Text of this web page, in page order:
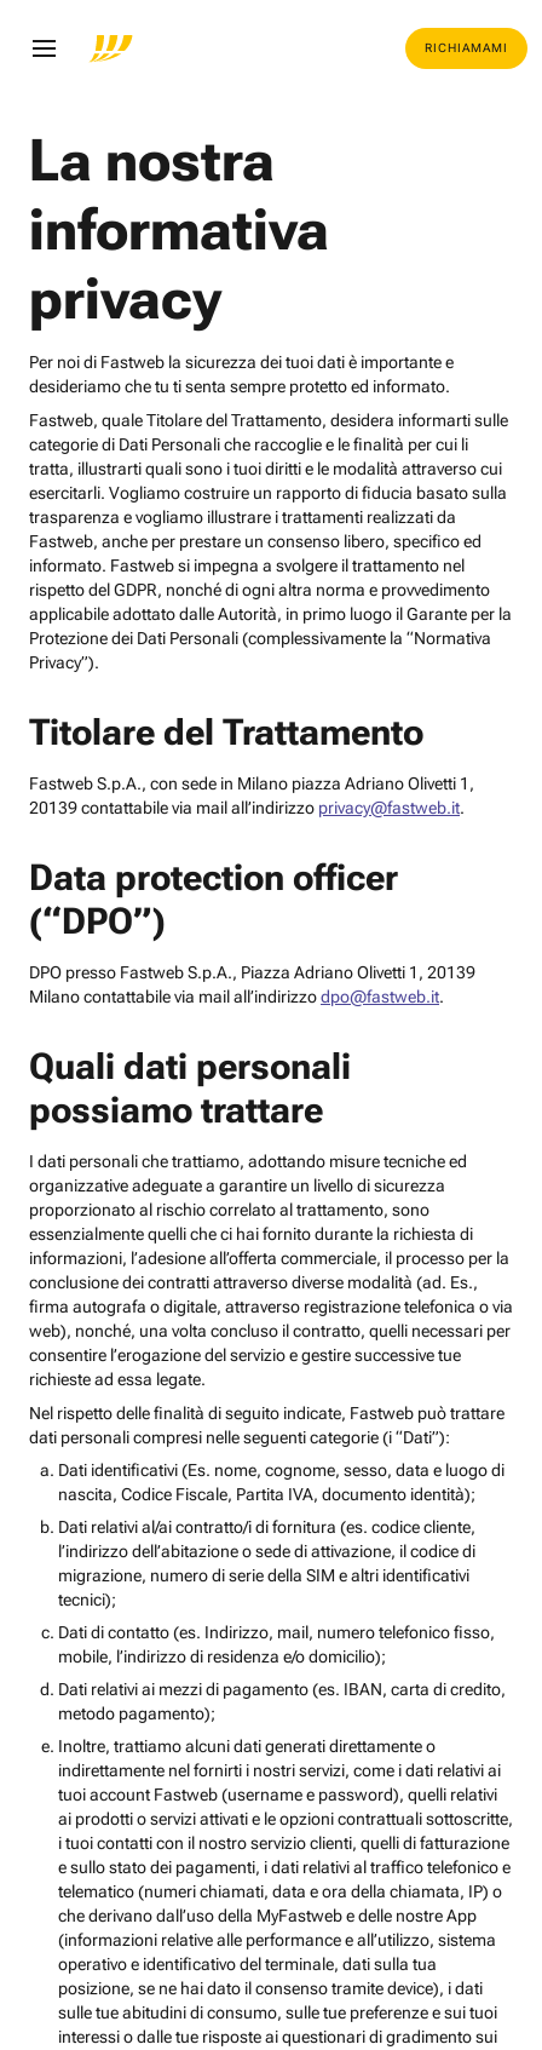
RICHIAMAMI
La nostra
informativa
privacy
Per noi di Fastweb la sicurezza dei tuoi dati è importante e
desideriamo che tu ti senta sempre protetto ed informato.
Fastweb, quale Titolare del Trattamento, desidera informarti sulle
categorie di Dati Personali che raccoglie e le finalità per cui li
tratta, illustrarti quali sono i tuoi diritti e le modalità attraverso cui
esercitarli. Vogliamo costruire un rapporto di fiducia basato sulla
trasparenza e vogliamo illustrare i trattamenti realizzati da
Fastweb, anche per prestare un consenso libero, specifico ed
informato. Fastweb si impegna a svolgere il trattamento nel
rispetto del GDPR, nonché di ogni altra norma e provvedimento
applicabile adottato dalle Autorità, in primo luogo il Garante per la
Protezione dei Dati Personali (complessivamente la “Normativa
Privacy”).
Titolare del Trattamento
Fastweb S.p.A., con sede in Milano piazza Adriano Olivetti 1,
20139 contattabile via mail all’indirizzo privacy@fastweb.it.
Data protection officer
(“DPO”)
DPO presso Fastweb S.p.A., Piazza Adriano Olivetti 1, 20139
Milano contattabile via mail all’indirizzodpo@fastweb.it.
Quali dati personali
possiamo trattare
I dati personali che trattiamo, adottando misure tecniche ed
organizzative adeguate a garantire un livello di sicurezza
proporzionato al rischio correlato al trattamento, sono
essenzialmente quelli che ci hai fornito durante la richiesta di
informazioni, l’adesione all’offerta commerciale, il processo per la
conclusione dei contratti attraverso diverse modalità (ad. Es.,
firma autografa o digitale, attraverso registrazione telefonica o via
web), nonché, una volta concluso il contratto, quelli necessari per
consentire l’erogazione del servizio e gestire successive tue
richieste ad essa legate.
Nel rispetto delle finalità di seguito indicate, Fastweb può trattare
dati personali compresi nelle seguenti categorie (i “Dati”):
Dati identificativi (Es. nome, cognome, sesso, data e luogo di
nascita, Codice Fiscale, Partita IVA, documento identità);
Dati relativi al/ai contratto/i di fornitura (es. codice cliente,
l’indirizzo dell’abitazione o sede di attivazione, il codice di
migrazione, numero di serie della SIM e altri identificativi
tecnici);
Dati di contatto (es. Indirizzo, mail, numero telefonico fisso,
mobile, l’indirizzo di residenza e/o domicilio);
Dati relativi ai mezzi di pagamento (es. IBAN, carta di credito,
metodo pagamento);
Inoltre, trattiamo alcuni dati generati direttamente o
indirettamente nel fornirti i nostri servizi, come i dati relativi ai
tuoi account Fastweb (username e password), quelli relativi
ai prodotti o servizi attivati e le opzioni contrattuali sottoscritte,
i tuoi contatti con il nostro servizio clienti, quelli di fatturazione
e sullo stato dei pagamenti, i dati relativi al traffico telefonico e
telematico (numeri chiamati, data e ora della chiamata, IP) o
che derivano dall’uso della MyFastweb e delle nostre App
(informazioni relative alle performance e all’utilizzo, sistema
operativo e identificativo del terminale, dati sulla tua
posizione, se ne hai dato il consenso tramite device), i dati
sulle tue abitudini di consumo, sulle tue preferenze e sui tuoi
interessi o dalle tue risposte ai questionari di gradimento sui